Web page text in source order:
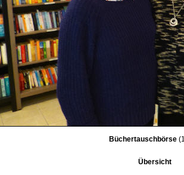
Büchertauschbörse
Übersicht